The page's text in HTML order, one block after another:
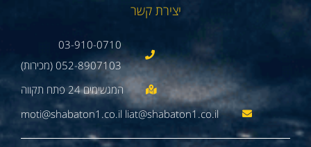
יצירת קשר
03-910-0710
052-8907103 (מכירות)
moti@shabaton1.co.il liat@shabaton1.co.il